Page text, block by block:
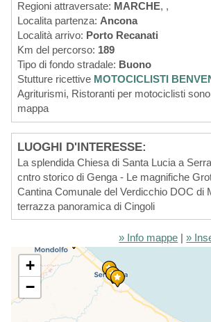
Regioni attraversate: MARCHE, ,
Localita partenza: Ancona
Località arrivo: Porto Recanati
Km del percorso: 189
Tipo di fondo stradale: Buono
Stutture ricettive MOTOCICLISTI
Agriturismi, Ristoranti per motociclisti
mappa
LUOGHI D'INTERESSE:
La splendida Chiesa di Santa Lucia a
cntro storico di Genga - Le magnifiche
Cantina Comunale del Verdicchio DOC di
terrazza panoramica di Cingoli
» Info mappe |»
+
−